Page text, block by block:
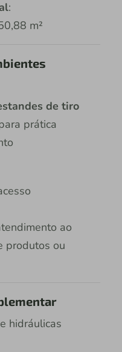
:
m²
de tiro
prática
ao
produtos ou
hidráulicas